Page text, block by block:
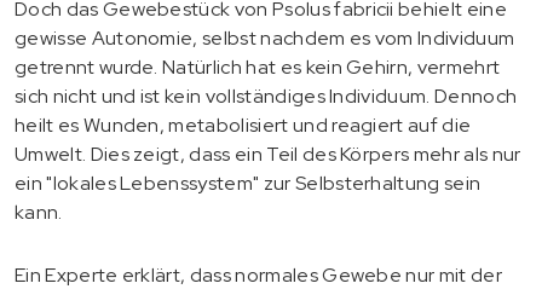
Doch das Gewebestück von Psolus fabricii behielt eine
gewisse Autonomie, selbst nachdem es vom Individuum
getrennt wurde. Natürlich hat es kein Gehirn, vermehrt
sich nicht und ist kein vollständiges Individuum. Dennoch
heilt es Wunden, metabolisiert und reagiert auf die
Umwelt. Dies zeigt, dass ein Teil des Körpers mehr als nur
ein "lokales Lebenssystem" zur Selbsterhaltung sein
kann.
Ein Experte erklärt, dass normales Gewebe nur mit der